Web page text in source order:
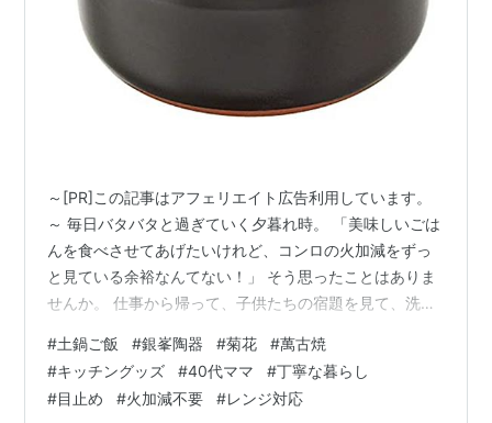
～[PR]この記事はアフェリエイト広告利用しています。
～ 毎日バタバタと過ぎていく夕暮れ時。 「美味しいごは
んを食べさせてあげたいけれど、コンロの火加減をずっ
と見ている余裕なんてない！」 そう思ったことはありま
せんか。 仕事から帰って、子供たちの宿題を見て、洗濯
のつやつやごはんが食卓にあるだけで、なんだかすべて
が報われる気がしますよね。 実は私、今は「羽釜」でご
はんを炊いているのですが、どうしても火加減のために
#土鍋ご飯 #銀峯陶器 #菊花 #萬古焼
#キッチングッズ #40代ママ #丁寧な暮らし
#目止め #火加減不要 #レンジ対応